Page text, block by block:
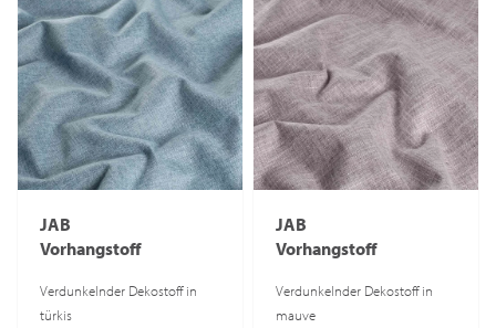
JAB
Vorhangstoff
Verdunkelnder Dekostoff in
türkis
JAB
Vorhangstoff
Verdunkelnder Dekostoff in
mauve